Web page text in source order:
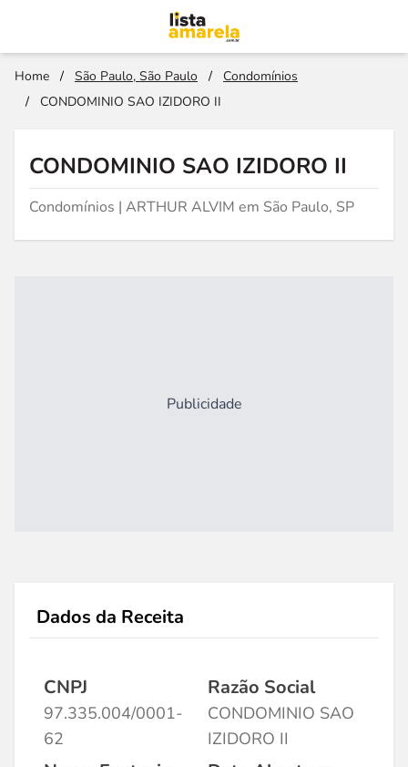
Home / São Paulo, São Paulo /
Condomínios
/
CONDOMINIO SAO IZIDORO II
CONDOMINIO SAO IZIDORO II
Condomínios | ARTHUR ALVIM em São Paulo, SP
Publicidade
Dados da Receita
CNPJ
97.335.004/0001-
62
Razão Social
CONDOMINIO SAO
IZIDORO II